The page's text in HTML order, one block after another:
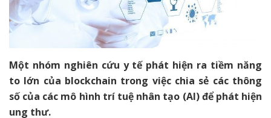
Một nhóm nghiên cứu y tế phát hiện ra tiềm năng
to lớn của blockchain trong việc chia sẻ các thông
số của các mô hình trí tuệ nhân tạo (AI) để phát hiện
ung thư.